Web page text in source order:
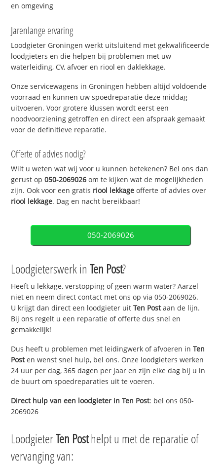
en omgeving
Jarenlange ervaring
Loodgieter Groningen werkt uitsluitend met gekwalificeerde
loodgieters en die helpen bij problemen met uw
waterleiding, CV, afvoer en riool en daklekkage.
Onze servicewagens in Groningen hebben altijd voldoende
voorraad en kunnen uw spoedreparatie deze middag
uitvoeren. Voor grotere klussen wordt eerst een
noodvoorziening getroffen en direct een afspraak gemaakt
voor de definitieve reparatie.
Offerte of advies nodig?
Wilt u weten wat wij voor u kunnen betekenen? Bel ons dan
gerust op050-2069026 om te kijken wat de mogelijkheden
zijn. Ook voor een gratis riool lekkage offerte of advies over
riool lekkage. Dag en nacht bereikbaar!
050-2069026
Loodgieterswerk inTen Post?
Heeft u lekkage, verstopping of geen warm water? Aarzel
niet en neem direct contact met ons op via 050-2069026.
U krijgt dan direct een loodgieter uitTen Postaan de lijn.
Bij ons regelt u een reparatie of offerte dus snel en
gemakkelijk!
Dus heeft u problemen met leidingwerk of afvoeren inTen
Posten wenst snel hulp, bel ons. Onze loodgieters werken
24 uur per dag, 365 dagen per jaar en zijn elke dag bij u in
de buurt om spoedreparaties uit te voeren.
Direct hulp van een loodgieter inTen Post: bel ons 050-
2069026
LoodgieterTen Posthelpt u met de reparatie of
vervanging van: